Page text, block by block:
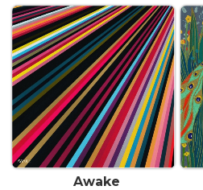
Awake